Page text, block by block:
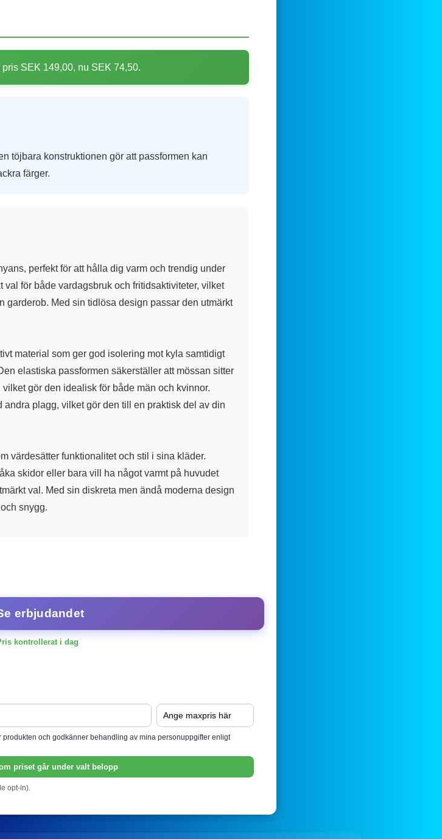
SEK 149,00, nu SEK 74,50.
töjbara konstruktionen gör att passformen kan
färger.
perfekt för att hålla dig varm och trendig under
val för både vardagsbruk och fritidsaktiviteter, vilket
garderob. Med sin tidlösa design passar den utmärkt
material som ger god isolering mot kyla samtidigt
elastiska passformen säkerställer att mössan sitter
gör den idealisk för både män och kvinnor.
andra plagg, vilket gör den till en praktisk del av din
värdesätter funktionalitet och stil i sina kläder.
skidor eller bara vill ha något varmt på huvudet
val. Med sin diskreta men ändå moderna design
snygg.
erbjudandet
kontrollerat i dag
och godkänner behandling av mina personuppgifter enligt
priset går under valt belopp
opt-in).